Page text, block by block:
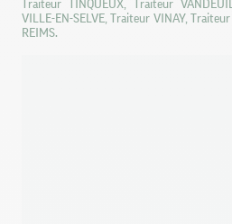
Traiteur TINQUEUX, Traiteur
VILLE-EN-SELVE, Traiteur VINAY,
REIMS.